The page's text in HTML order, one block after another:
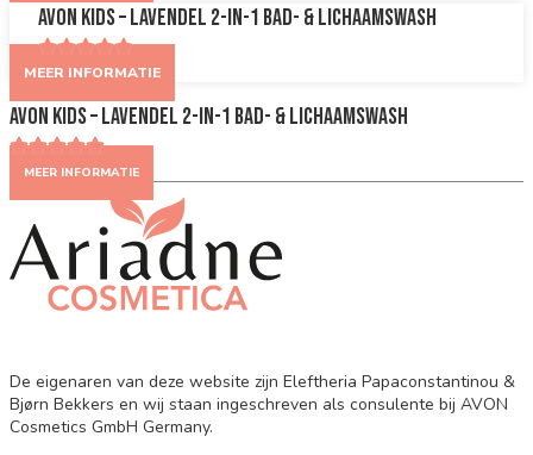
AVON Kids – Lavendel 2-in-1 Bad- & Lichaamswash
MEER INFORMATIE
AVON Kids – Lavendel 2-in-1 Bad- & Lichaamswash
MEER INFORMATIE
De eigenaren van deze website zijn Eleftheria Papaconstantinou &
Bjørn Bekkers en wij staan ingeschreven als consulente bij AVON
Cosmetics GmbH Germany.